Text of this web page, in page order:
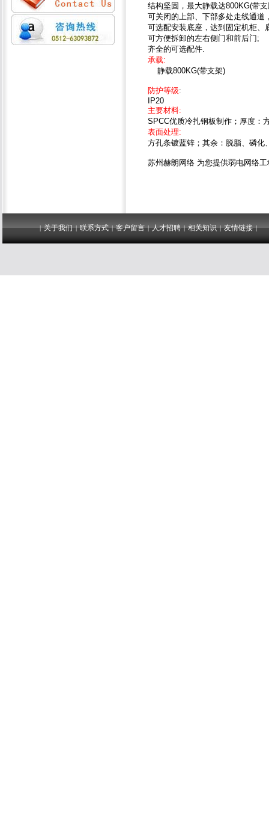
结构坚固，最大静载达800KG(带
可关闭的上部、下部多处走线通道
可选配安装底座，达到固定机柜
可方便拆卸的左右侧门和前后门;
齐全的可选配件.
承载:
静载800KG(带支架)
防护等级:
IP20
主要材料:
SPCC优质冷扎钢板制作；厚度：
表面处理:
方孔条镀蓝锌；其余：脱脂、磷化
苏州赫朗网络 为您提供弱电网络
|关于我们 |联系方式 |客户留言 |人才招聘 |相关知识 |友情链接 |